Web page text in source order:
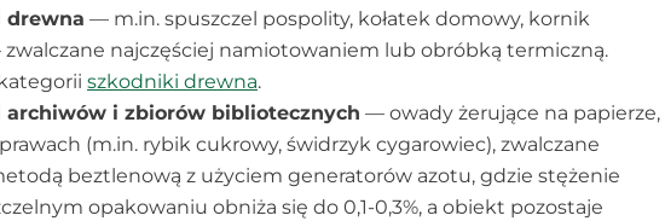
drewna — m.in. spuszczel pospolity, kołatek domowy, kornik
najczęściej namiotowaniem lub obróbką termiczną.
szkodniki drewna.
archiwów i zbiorów bibliotecznych — owady żerujące na papierze,
(m.in. rybik cukrowy, świdrzyk cygarowiec), zwalczane
beztlenową z użyciem generatorów azotu, gdzie stężenie
opakowaniu obniża się do 0,1-0,3%, a obiekt pozostaje